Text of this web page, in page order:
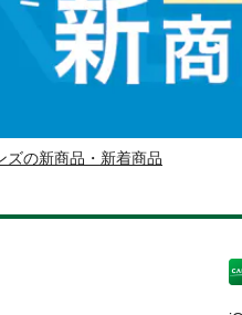
ズの新商品・新着商品